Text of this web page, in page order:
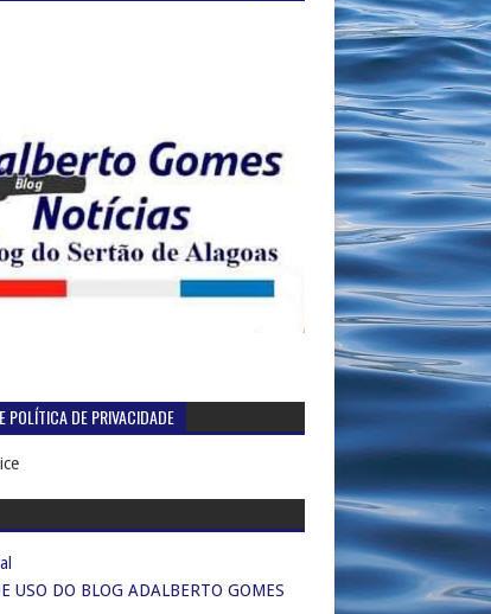
POLÍTICA DE PRIVACIDADE
USO DO BLOG ADALBERTO GOMES